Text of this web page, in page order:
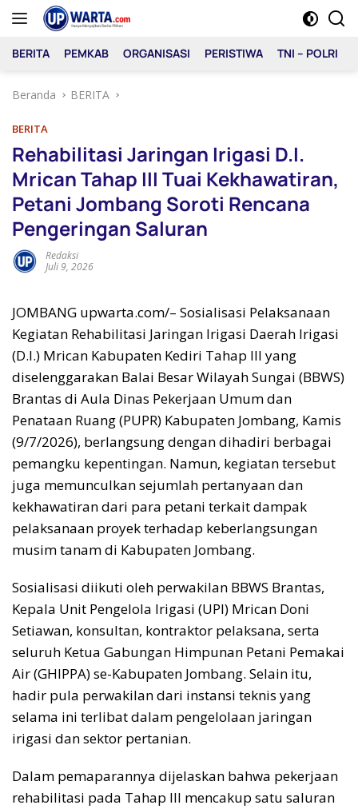
Langsung
BERITA PEMKAB ORGANISASI PERISTIWA TNI – POLRI
Beranda BERITA
BERITA
Rehabilitasi Jaringan Irigasi D.I.
Mrican Tahap III Tuai Kekhawatiran,
Petani Jombang Soroti Rencana
Pengeringan Saluran
Redaksi
Juli 9, 2026
JOMBANG upwarta.com/– Sosialisasi Pelaksanaan
Kegiatan Rehabilitasi Jaringan Irigasi Daerah Irigasi
(D.I.) Mrican Kabupaten Kediri Tahap III yang
diselenggarakan Balai Besar Wilayah Sungai (BBWS)
Brantas di Aula Dinas Pekerjaan Umum dan
Penataan Ruang (PUPR) Kabupaten Jombang, Kamis
(9/7/2026), berlangsung dengan dihadiri berbagai
pemangku kepentingan. Namun, kegiatan tersebut
juga memunculkan sejumlah pertanyaan dan
kekhawatiran dari para petani terkait dampak
pelaksanaan proyek terhadap keberlangsungan
musim tanam di Kabupaten Jombang.
Sosialisasi diikuti oleh perwakilan BBWS Brantas,
Kepala Unit Pengelola Irigasi (UPI) Mrican Doni
Setiawan, konsultan, kontraktor pelaksana, serta
seluruh Ketua Gabungan Himpunan Petani Pemakai
Air (GHIPPA) se-Kabupaten Jombang. Selain itu,
hadir pula perwakilan dari instansi teknis yang
selama ini terlibat dalam pengelolaan jaringan
irigasi dan sektor pertanian.
Dalam pemaparannya dijelaskan bahwa pekerjaan
rehabilitasi pada Tahap III mencakup satu saluran